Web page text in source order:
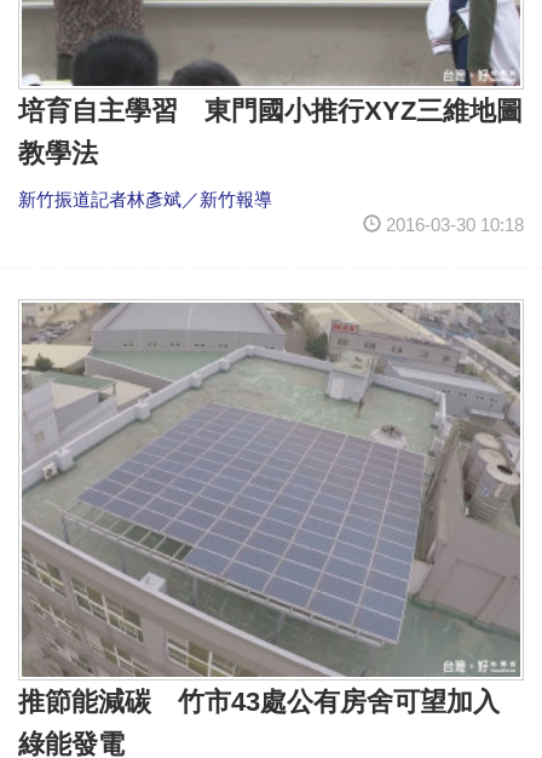
培育自主學習 東門國小推行XYZ三維地圖
教學法
新竹振道記者林彥斌／新竹報導
2016-03-30 10:18
推節能減碳 竹市43處公有房舍可望加入
綠能發電